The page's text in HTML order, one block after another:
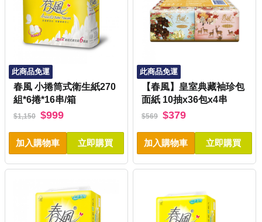
此商品免運
春風 小捲筒式衛生紙270
組*6捲*16串/箱
$1,150 $999
加入購物車 立即購買
此商品免運
【春風】皇室典藏袖珍包
面紙 10抽x36包x4串
$569 $379
加入購物車 立即購買